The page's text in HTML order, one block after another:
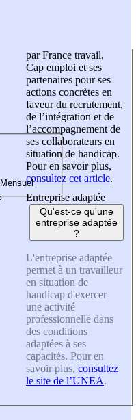
par France travail,
Cap emploi et ses
partenaires pour ses
actions concrètes en
faveur du recrutement,
de l’intégration et de
l’accompagnement de
ses collaborateurs en
situation de handicap.
Pour en savoir plus,
consultez cet article.
Entreprise adaptée
Qu'est-ce qu'une
entreprise adaptée
?
L'entreprise adaptée
permet à un travailleur
en situation de
handicap d'exercer
une activité
professionnelle dans
des conditions
adaptées à ses
capacités. Pour en
savoir plus, consultez
le site de l’UNEA.